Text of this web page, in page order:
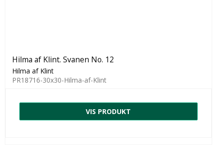
Hilma af Klint. Svanen No. 12
Hilma af Klint
PR18716-30x30-Hilma-af-Klint
VIS PRODUKT